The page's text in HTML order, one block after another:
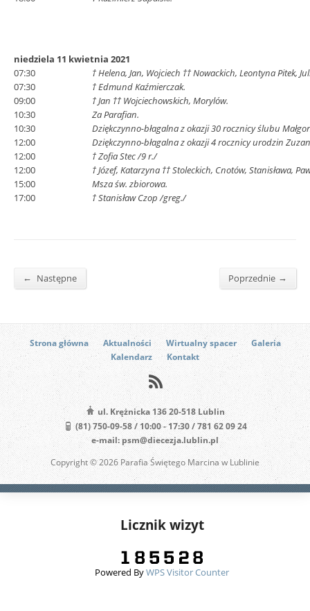
niedziela 11 kwietnia 2021
07:30
† Helena, Jan, Wojciech †† Nowackich, Leontyna Pitek,
07:30
† Edmund Kaźmierczak.
09:00
† Jan †† Wojciechowskich, Morylów.
10:30
Za Parafian.
10:30
Dziękczynno-błagalna z okazji 30 rocznicy ślubu
12:00
Dziękczynno-błagalna z okazji 4 rocznicy urodzin
12:00
† Zofia Stec /9 r./
12:00
† Józef, Katarzyna †† Stoleckich, Cnotów, Stanisława,
15:00
Msza św. zbiorowa.
17:00
† Stanisław Czop /greg./
← Następne Poprzednie →
Strona główna Aktualności Wirtualny spacer
Galeria
Kalendarz
Kontakt
ul. Krężnicka 136 20-518 Lublin
(81) 750-09-58 / 10:00 - 17:30 / 781 62 09 24
e-mail: psm@diecezja.lublin.pl
Copyright © 2026 Parafia Świętego Marcina w Lublinie
Licznik wizyt
Powered ByWPS Visitor Counter